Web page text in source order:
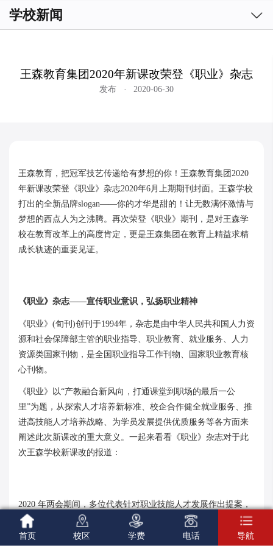
学校新闻 
王森教育集团2020年新课改荣登《职业》杂志
发布 · 2020-06-30
王森教育，把冠军技艺传递给有梦想的你！王森教育集团2020
年新课改荣登《职业》杂志2020年6月上期期刊封面。王森学校
打出的全新品牌slogan——你的才华是甜的！让无数满怀激情与
梦想的西点人为之沸腾。再次荣登《职业》期刊，是对王森学
校在教育改革上的高度肯定，更是王森集团在教育上精益求精
成长轨迹的重要见证。
《职业》杂志——宣传职业意识，弘扬职业精神
《职业》(旬刊)创刊于1994年，杂志是由中华人民共和国人力资
源和社会保障部主管的职业指导、职业教育、就业服务、人力
资源类国家刊物，是全国职业指导工作刊物、国家职业教育核
心刊物。
《职业》以“产教融合新风向，打通课堂到职场的最后一公
里”为题，从探索人才培养新标准、校企合作健全就业服务、推
进高技能人才培养战略、为学员发展提供优质服务等各方面来
阐述此次新课改的重大意义。一起来看看《职业》杂志对于此
次王森学校新课改的报道：
2020 年两会期间，多位代表针对职业技能人才发展作出提案，
关于职业技能人才的培养引发广泛关注讨论。
一方面，近年来高等教育毕业生持续增长， 市场需求放缓，就

首页

校区

学费

电话

导航